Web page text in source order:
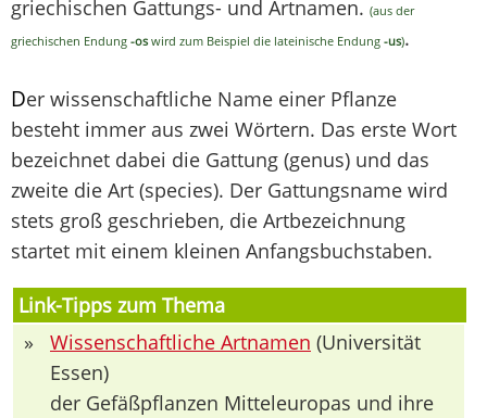
griechischen Gattungs- und Artnamen. (aus der
griechischen Endung -os wird zum Beispiel die lateinische Endung -us).
Der wissenschaftliche Name einer Pflanze
besteht immer aus zwei Wörtern. Das erste Wort
bezeichnet dabei die Gattung (genus) und das
zweite die Art (species). Der Gattungsname wird
stets groß geschrieben, die Artbezeichnung
startet mit einem kleinen Anfangsbuchstaben.
Link-Tipps zum Thema
»
Wissenschaftliche Artnamen (Universität
Essen)
der Gefäßpflanzen Mitteleuropas und ihre